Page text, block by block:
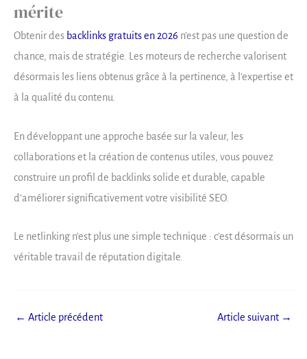
mérite
Obtenir des backlinks gratuits en 2026 n’est pas une question de
chance, mais de stratégie. Les moteurs de recherche valorisent
désormais les liens obtenus grâce à la pertinence, à l’expertise et
à la qualité du contenu.
En développant une approche basée sur la valeur, les
collaborations et la création de contenus utiles, vous pouvez
construire un profil de backlinks solide et durable, capable
d’améliorer significativement votre visibilité SEO.
Le netlinking n’est plus une simple technique : c’est désormais un
véritable travail de réputation digitale.
← Article précédent Article suivant →